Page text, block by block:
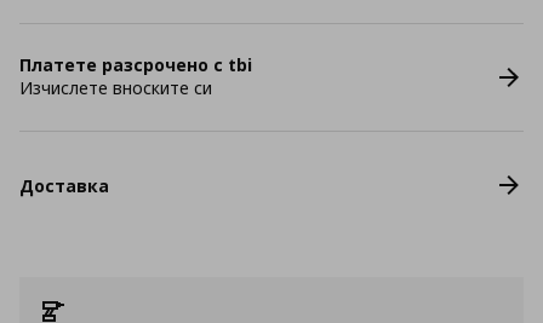
Платете разсрочено с tbi
Изчислете вноските си
Доставка